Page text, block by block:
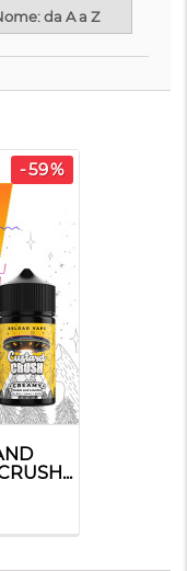
da A a Z
-59%